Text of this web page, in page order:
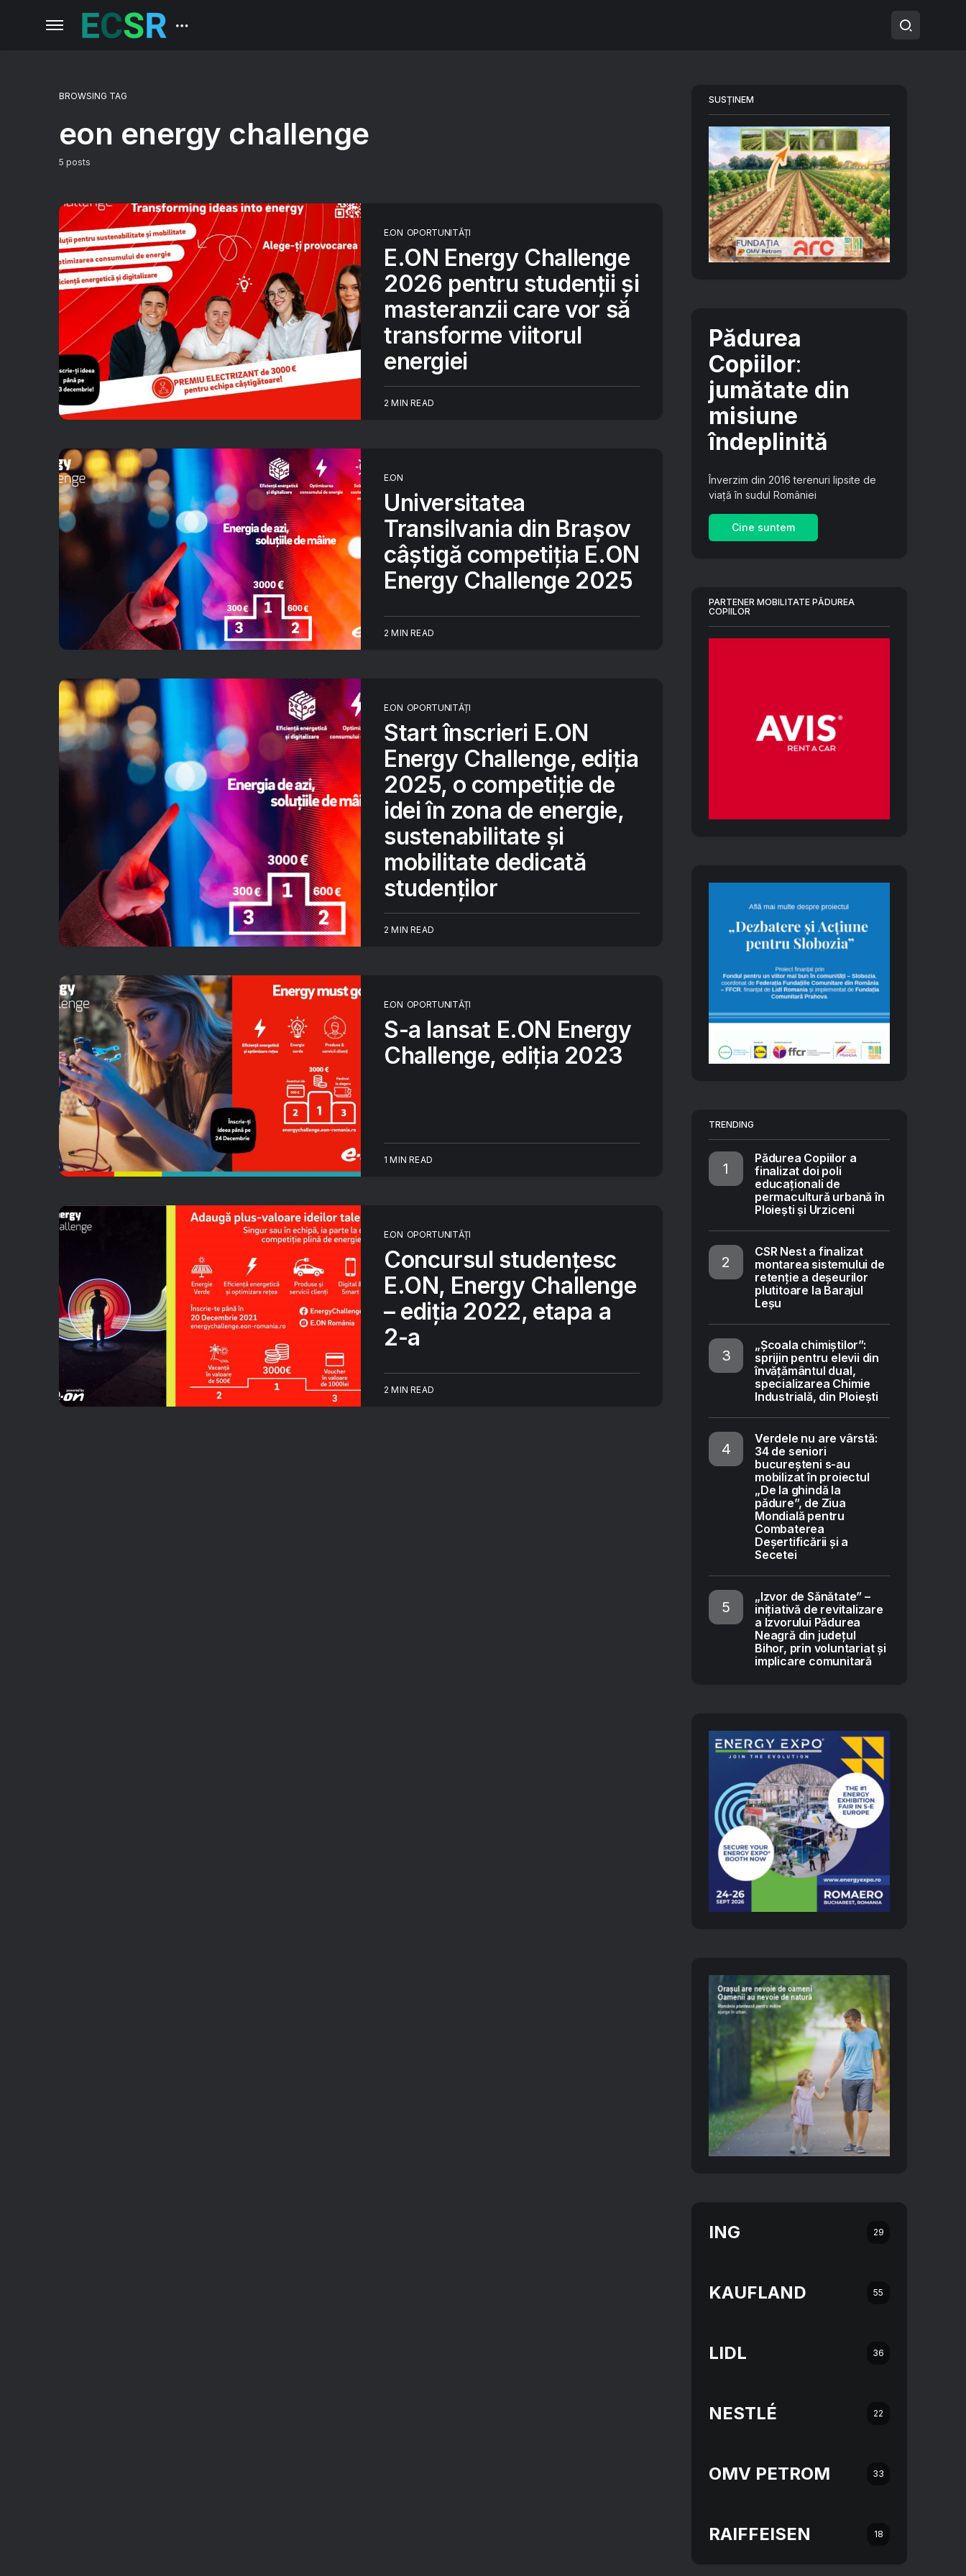
BROWSING TAG
eon energy challenge
5 posts
E.ON OPORTUNITĂȚI
E.ON Energy Challenge
2026 pentru studenții și
masteranzii care vor să
transforme viitorul
energiei
2 MIN READ
E.ON
Universitatea
Transilvania din Brașov
câștigă competiția E.ON
Energy Challenge 2025
2 MIN READ
E.ON OPORTUNITĂȚI
Start înscrieri E.ON
Energy Challenge, ediția
2025, o competiție de
idei în zona de energie,
sustenabilitate și
mobilitate dedicată
studenților
2 MIN READ
E.ON OPORTUNITĂȚI
S-a lansat E.ON Energy
Challenge, ediția 2023
1 MIN READ
E.ON OPORTUNITĂȚI
Concursul studențesc
E.ON, Energy Challenge
– ediția 2022, etapa a
2-a
2 MIN READ
SUSȚINEM
Pădurea
Copiilor:
jumătate din
misiune
îndeplinită
Înverzim din 2016 terenuri lipsite de
viață în sudul României
Cine suntem
PARTENER MOBILITATE PĂDUREA
COPIILOR
TRENDING
Pădurea Copiilor a
finalizat doi poli
educaționali de
permacultură urbană în
Ploiești și Urziceni
CSR Nest a finalizat
montarea sistemului de
retenție a deșeurilor
plutitoare la Barajul
Leșu
„Școala chimiștilor”:
sprijin pentru elevii din
învățământul dual,
specializarea Chimie
Industrială, din Ploiești
Verdele nu are vârstă:
34 de seniori
bucureșteni s-au
mobilizat în proiectul
„De la ghindă la
pădure”, de Ziua
Mondială pentru
Combaterea
Deșertificării și a
Secetei
„Izvor de Sănătate” –
inițiativă de revitalizare
a Izvorului Pădurea
Neagră din județul
Bihor, prin voluntariat și
implicare comunitară
ING 29
KAUFLAND 55
LIDL 36
NESTLÉ 22
OMV PETROM 33
RAIFFEISEN 18